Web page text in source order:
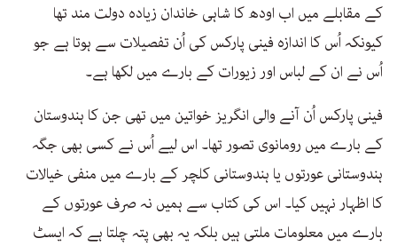
کے مقابلے میں اب اودھ کا شاہی خاندان زیادہ دولت مند تھا
کیونکہ اُس کا اندازہ فینی پارکس کی اُن تفصیلات سے ہوتا ہے جو
اُس نے ان کے لباس اور زیورات کے بارے میں لکھا ہے۔
فینی پارکس اُن آنے والی انگریز خواتین میں تھی جن کا ہندوستان
کے بارے میں رومانوی تصور تھا۔ اس لیے اُس نے کسی بھی جگہ
ہندوستانی عورتوں یا ہندوستانی کلچر کے بارے میں منفی خیالات
کا اظہار نہیں کیا۔ اس کی کتاب سے ہمیں نہ صرف عورتوں کے
بارے میں معلومات ملتی ہیں بلکہ یہ بھی پتہ چلتا ہے کہ ایسٹ